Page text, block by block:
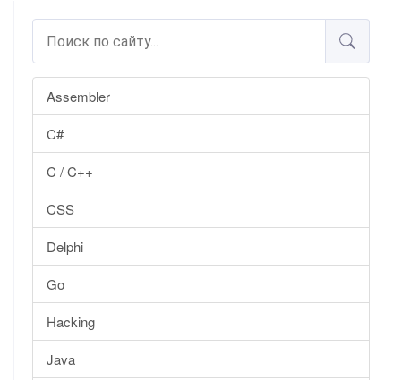
Assembler
C#
C / C++
CSS
Delphi
Go
Hacking
Java